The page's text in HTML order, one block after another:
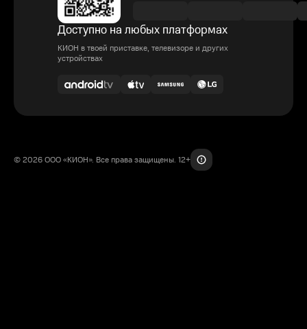
Доступно на любых платформах
КИОН в твоей приставке, телевизоре и других
устройствах
© 2026 ООО «КИОН». Все права защищены. 12+